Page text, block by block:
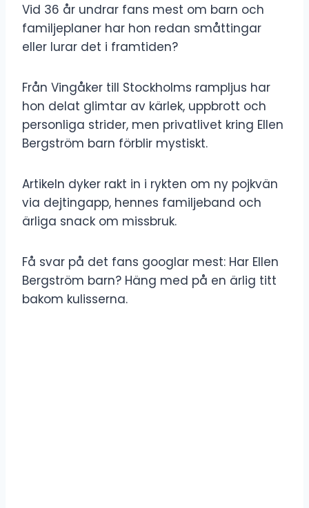
Vid 36 år undrar fans mest om barn och
familjeplaner har hon redan småttingar
eller lurar det i framtiden?
Från Vingåker till Stockholms rampljus har
hon delat glimtar av kärlek, uppbrott och
personliga strider, men privatlivet kring Ellen
Bergström barn förblir mystiskt.
Artikeln dyker rakt in i rykten om ny pojkvän
via dejtingapp, hennes familjeband och
ärliga snack om missbruk.
Få svar på det fans googlar mest: Har Ellen
Bergström barn? Häng med på en ärlig titt
bakom kulisserna.